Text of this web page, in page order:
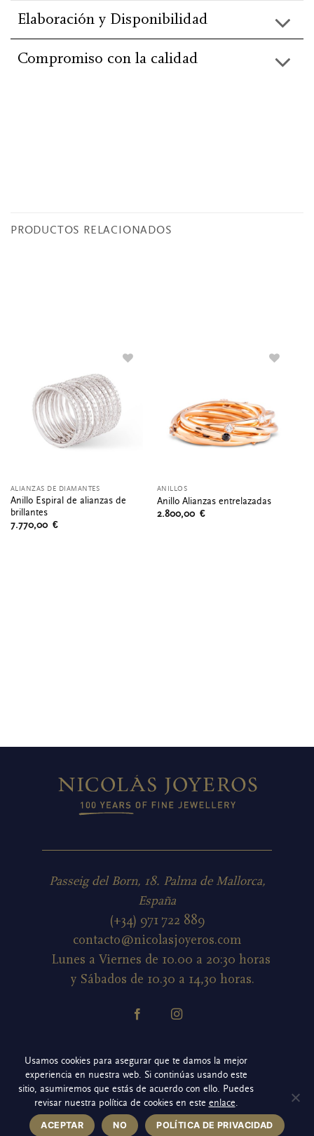
Elaboración y Disponibilidad
Compromiso con la calidad
PRODUCTOS RELACIONADOS
ALIANZAS DE DIAMANTES
Anillo Espiral de alianzas de
brillantes
7.770,00 €
ANILLOS
Anillo Alianzas entrelazadas
2.800,00 €
Passeig del Born, 18. Palma de Mallorca,
España
(+34) 971 722 889
contacto@nicolasjoyeros.com
Lunes a Viernes de 10.00 a 20:30 horas
y Sábados de 10.30 a 14,30 horas.
Política de cookies
Política de privacidad redes sociales
Aviso legal
Usamos cookies para asegurar que te damos la mejor
experiencia en nuestra web. Si continúas usando este
sitio, asumiremos que estás de acuerdo con ello. Puedes
revisar nuestra política de cookies en este enlace.
ACEPTAR NO POLÍTICA DE PRIVACIDAD